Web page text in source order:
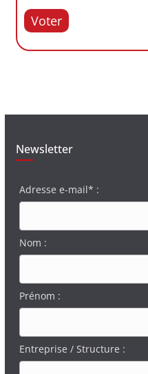
Voter
Newsletter
Adresse e-mail* :
Nom :
Prénom :
Entreprise / Structure :